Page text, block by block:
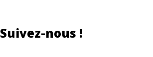
Suivez-nous !